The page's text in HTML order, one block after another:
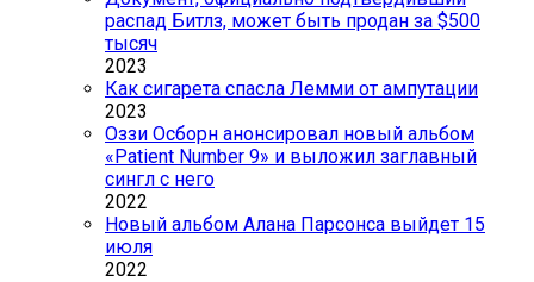
распад Битлз, может быть продан за $500
тысяч
2023
Как сигарета спасла Лемми от ампутации
2023
Оззи Осборн анонсировал новый альбом
«Patient Number 9» и выложил заглавный
сингл с него
2022
Новый альбом Алана Парсонса выйдет 15
июля
2022